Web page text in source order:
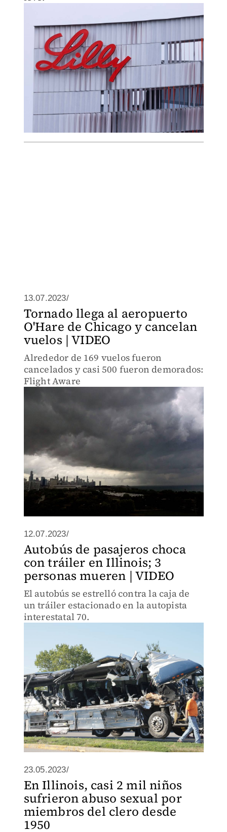
13.07.2023/
Tornado llega al aeropuerto
O'Hare de Chicago y cancelan
vuelos | VIDEO
Alrededor de 169 vuelos fueron
cancelados y casi 500 fueron demorados:
Flight Aware
12.07.2023/
Autobús de pasajeros choca
con tráiler en Illinois; 3
personas mueren | VIDEO
El autobús se estrelló contra la caja de
un tráiler estacionado en la autopista
interestatal 70.
23.05.2023/
En Illinois, casi 2 mil niños
sufrieron abuso sexual por
miembros del clero desde
1950